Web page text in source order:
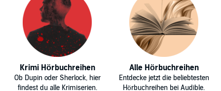
Krimi Hörbuchreihen
Ob Dupin oder Sherlock, hier
findest du alle Krimiserien.
Alle Hörbuchreihen
Entdecke jetzt die beliebtesten
Hörbuchreihen bei Audible.